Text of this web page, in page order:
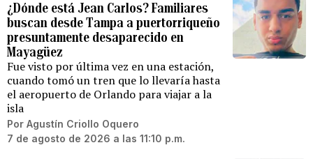
¿Dónde está Jean Carlos? Familiares
buscan desde Tampa a puertorriqueño
presuntamente desaparecido en
Mayagüez
Fue visto por última vez en una estación,
cuando tomó un tren que lo llevaría hasta
el aeropuerto de Orlando para viajar a la
isla
Por Agustín Criollo Oquero
7 de agosto de 2026 a las 11:10 p.m.